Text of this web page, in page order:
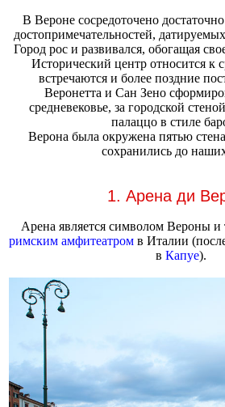
В Вероне сосредоточено
достопримечательностей,
Город рос и развивался, обогащая
Исторический центр относится к
встречаются и более поздние
Веронетта и Сан Зено
средневековье, за городской
палаццо в стиле
Верона была окружена пятью
сохранились до
1. Арена ди
Арена является символом Вероны и
римским амфитеатром в Италии
в Капуе).